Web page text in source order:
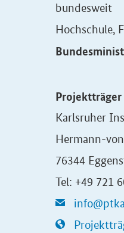
bundesweit
Hochschule,
Projektträger
Karlsruher
Hermann-
76344
Tel: +49 721